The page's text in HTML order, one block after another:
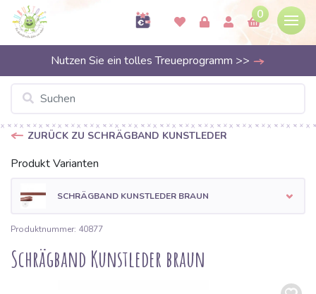
0
Nutzen Sie ein tolles Treueprogramm >>
ZURÜCK ZU SCHRÄGBAND KUNSTLEDER
Produkt Varianten
SCHRÄGBAND KUNSTLEDER BRAUN
Produktnummer: 40877
Schrägband Kunstleder braun